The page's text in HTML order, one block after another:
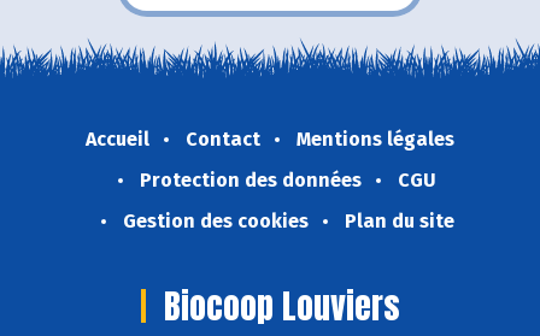
Accueil Contact
Mentions légales
Protection des données
CGU
Gestion des cookies
Plan du site
Biocoop Louviers